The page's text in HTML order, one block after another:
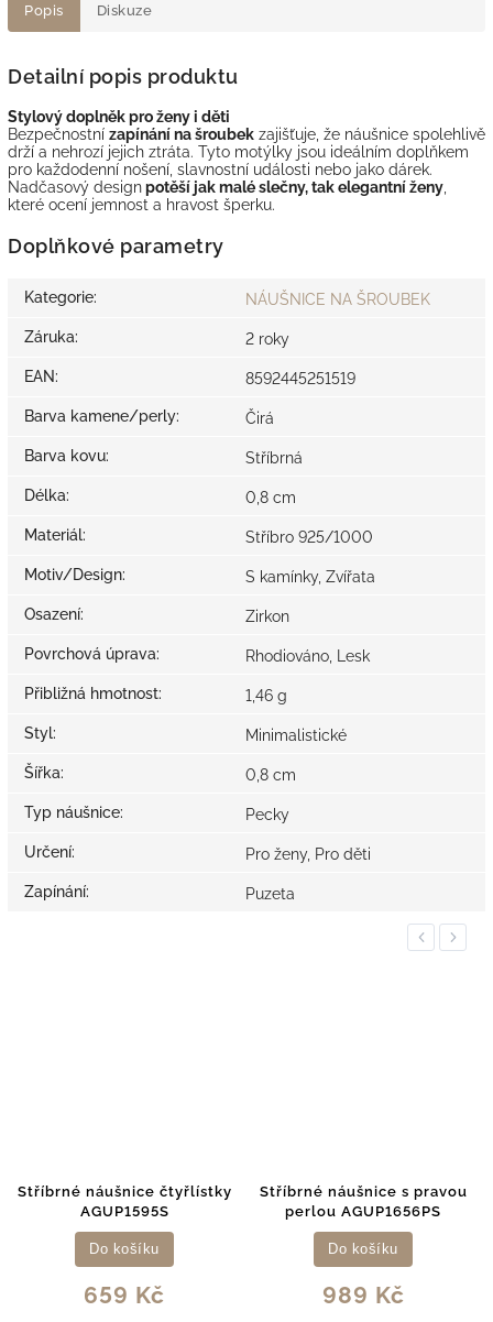
Popis Diskuze
Detailní popis produktu
Stylový doplněk pro ženy i děti
Bezpečnostní zapínání na šroubek zajišťuje, že náušnice spolehlivě
drží a nehrozí jejich ztráta. Tyto motýlky jsou ideálním doplňkem
pro každodenní nošení, slavnostní události nebo jako dárek.
Nadčasový designpotěší jak malé slečny, tak elegantní ženy,
které ocení jemnost a hravost šperku.
Doplňkové parametry
Kategorie: NÁUŠNICE NA ŠROUBEK
Záruka: 2 roky
EAN: 8592445251519
Barva kamene/perly: Čirá
Barva kovu: Stříbrná
Délka: 0,8 cm
Materiál: Stříbro 925/1000
Motiv/Design: S kamínky, Zvířata
Osazení: Zirkon
Povrchová úprava: Rhodiováno, Lesk
Přibližná hmotnost: 1,46 g
Styl: Minimalistické
Šířka: 0,8 cm
Typ náušnice: Pecky
Určení: Pro ženy, Pro děti
Zapínání: Puzeta
Previous
čtyřlístky
Stříbrné náušnice s pravou
perlou AGUP1656PS
Stříbrné
Next